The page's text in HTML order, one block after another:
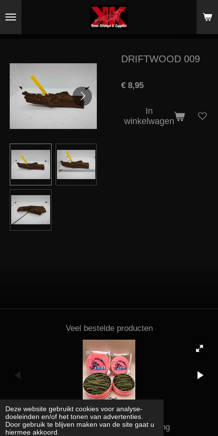
Deze website gebruikt cookies voor analyse-
doeleinden en/of het tonen van advertenties.
Door gebruik te blijven maken van de site gaat u
hiermee akkoord.
direct
DRIFTWOOD 009
€ 8,95
In
winkelwagen
Veel bestelde producten
Kena shrimps and supplies rating